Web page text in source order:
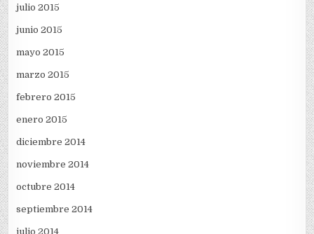
julio 2015
junio 2015
mayo 2015
marzo 2015
febrero 2015
enero 2015
diciembre 2014
noviembre 2014
octubre 2014
septiembre 2014
julio 2014